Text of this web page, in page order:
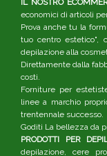
IL NOSTRO
economici di articoli
Prova anche tu la
tuo centro estetico",
depilazione alla
Direttamente dalla
costi.
Forniture per
linee a marchio
trentennale successo.
Goditi La bellezza da
PRODOTTI PER
depilazione, cere